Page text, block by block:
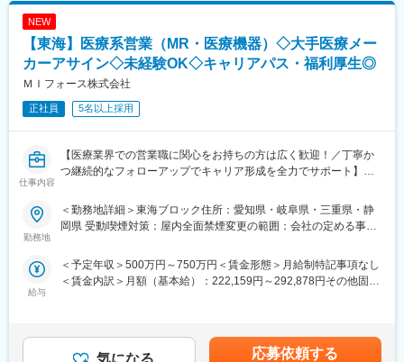
他では見かけないような大手メーカーの案件や最先端製品の案件
を保有しています。また、原則的に一時的な補充要員としてでは
なく将来的なメーカーへの転籍（メーカー雇用への切り替え）も
視野に入れた内容でPJを受諾しています。これを可能にしている
背景としては、他社CSOに比べて、比較的少数規模を保って運営
を行っているからこそプロジェクトマネージャーの目が行き届く
■入社後も強力なバックアップを受けられます！
があればいつでも連絡できる距離感です。1～2カ月に一度の面談
も実施しており、日々の業務だけでなく中長期的な視点での相談
制度により、キャリアや年収アップに向けた目標を定めやすい環
境です。
ています。これも比較的少数規模に抑えて運営を行っているから
NEW
【東海】医療系営業（MR・医療機器）◇大手医療メー
カーアサイン◇未経験OK◇キャリアパス・福利厚生◎
ＭＩフォース株式会社
正社員 5名以上採用
仕事内容
【医療業界での営業職に関心をお持ちの方は広く歓迎！／丁寧か
つ継続的なフォローアップでキャリア形成を全力でサポート】
■業務内容：
医療系総合職として製薬メーカーや医療機器メーカー等業務を委
クトへアサイン予定です。グローバルトップメーカーなど様々な
PJTに携わる事が出来ます。
◎医療機器営業
勤務地
＜勤務地詳細＞東海ブロック住所：愛知県・岐阜県・三重県・静
岡県 受動喫煙対策：屋内全面禁煙変更の範囲：会社の定める事業
給与
＜予定年収＞500万円～750万円＜賃金形態＞月給制特記事項なし
＜賃金内訳＞月額（基本給）：222,159円～292,878円その他固定
含む）＜昇給有無＞有＜残業手当＞有＜給与補足＞業績に応じて
気になる 応募依頼する